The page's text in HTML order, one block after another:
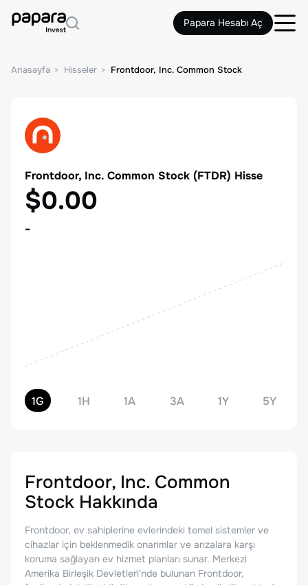
Papara Hesabı Aç
Anasayfa Hisseler Frontdoor, Inc. Common Stock
Frontdoor, Inc. Common Stock (FTDR) Hisse
$0.00
-
1G 1H 1A 3A 1Y 5Y
Frontdoor, Inc. Common
Stock Hakkında
Frontdoor, ev sahiplerine evlerindeki temel sistemler ve
cihazlar için beklenmedik onarımlar ve arızalara karşı
koruma sağlayan ev hizmet planları sunar. Merkezi
Amerika Birleşik Devletleri'nde bulunan Frontdoor,